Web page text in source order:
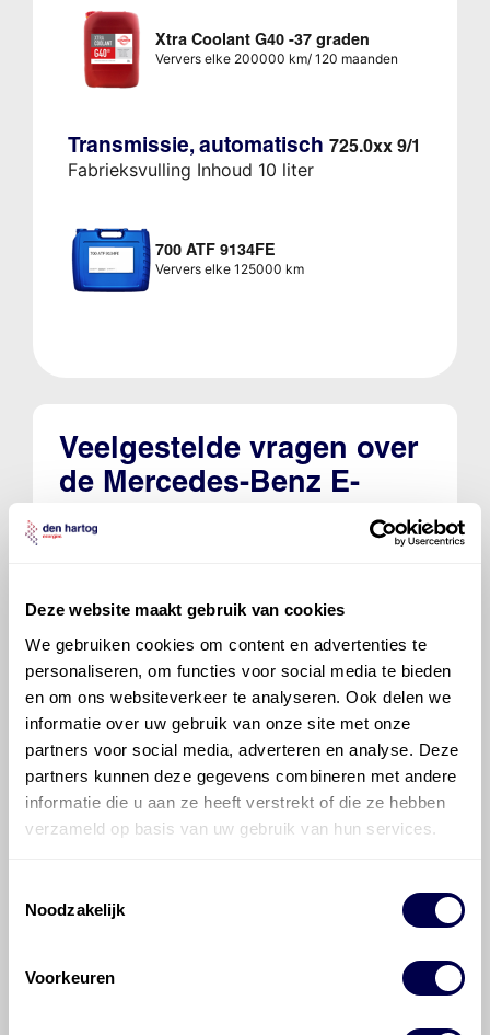
Deze website maakt gebruik van cookies
We gebruiken cookies om content en advertenties te
personaliseren, om functies voor social media te bieden
en om ons websiteverkeer te analyseren. Ook delen we
informatie over uw gebruik van onze site met onze
partners voor social media, adverteren en analyse. Deze
partners kunnen deze gegevens combineren met andere
informatie die u aan ze heeft verstrekt of die ze hebben
verzameld op basis van uw gebruik van hun services.
Noodzakelijk
Voorkeuren
Xtra Coolant G40 -37 graden
Ververs elke 200000 km/ 120 maanden
Transmissie, automatisch 725.0xx 9/1
Fabrieksvulling Inhoud 10 liter
700 ATF 9134FE
Ververs elke 125000 km
Veelgestelde vragen over
de Mercedes-Benz E-
klasse
voor de Mercedes-Benz E-klasse E 300?
Hoeveel motorolie gaat er in een
Mercedes-Benz E-klasse?
Hoe vaak moet de motorolie ververst
worden bij een Mercedes-Benz E-klasse?